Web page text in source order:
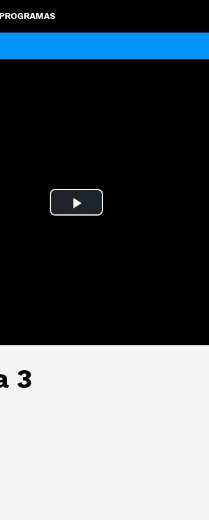
PROGRAMAS
Play
3